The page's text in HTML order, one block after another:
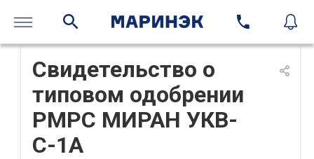
Свидетельство о
типовом одобрении
РМРС МИРАН УКВ-
С-1А